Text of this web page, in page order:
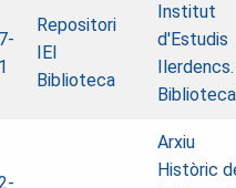
Repositori
IEI
Biblioteca
Institut
d'Estudis
Ilerdencs.
Biblioteca
Arxiu
Històric